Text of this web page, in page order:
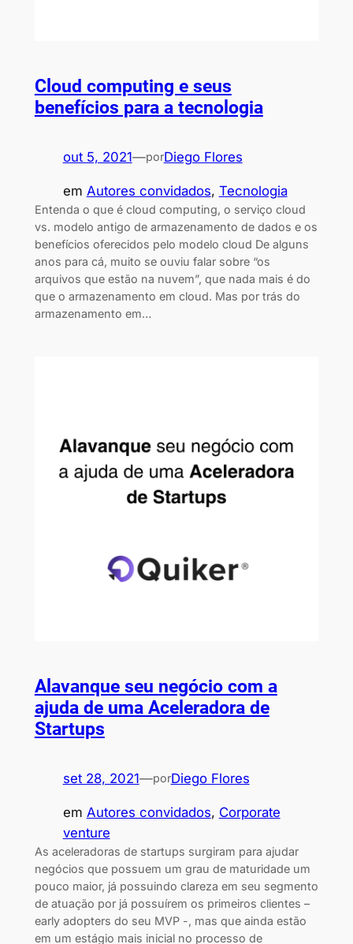
Cloud computing e seus
benefícios para a tecnologia
out 5, 2021—porDiego Flores
em Autores convidados, Tecnologia
Entenda o que é cloud computing, o serviço cloud
vs. modelo antigo de armazenamento de dados e os
benefícios oferecidos pelo modelo cloud De alguns
anos para cá, muito se ouviu falar sobre “os
arquivos que estão na nuvem”, que nada mais é do
que o armazenamento em cloud. Mas por trás do
armazenamento em…
Alavanque seu negócio com a
ajuda de uma Aceleradora de
Startups
set 28, 2021—porDiego Flores
em Autores convidados, Corporate
venture
As aceleradoras de startups surgiram para ajudar
negócios que possuem um grau de maturidade um
pouco maior, já possuindo clareza em seu segmento
de atuação por já possuírem os primeiros clientes –
early adopters do seu MVP -, mas que ainda estão
em um estágio mais inicial no processo de